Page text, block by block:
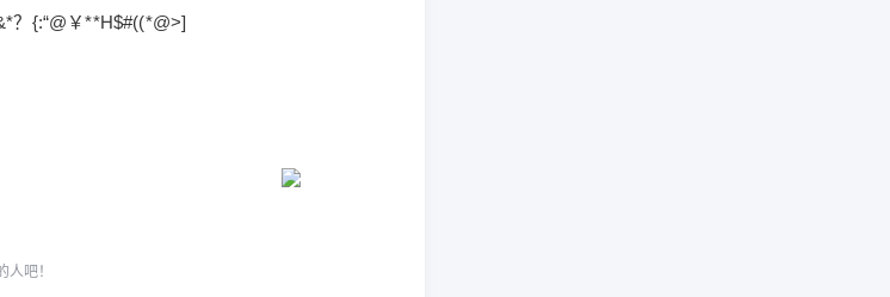
？{:“@￥**H$#((*@>]
吧！
馒头。 绫：（好像有点问题啊
有一层馍馍 （30分钟后 依：啊！
QAQ 绫：（自闭回房 墨：言你
啊 言：怀孕的馍馍，要不（吧唧
踪的包子，要是让我找到那个